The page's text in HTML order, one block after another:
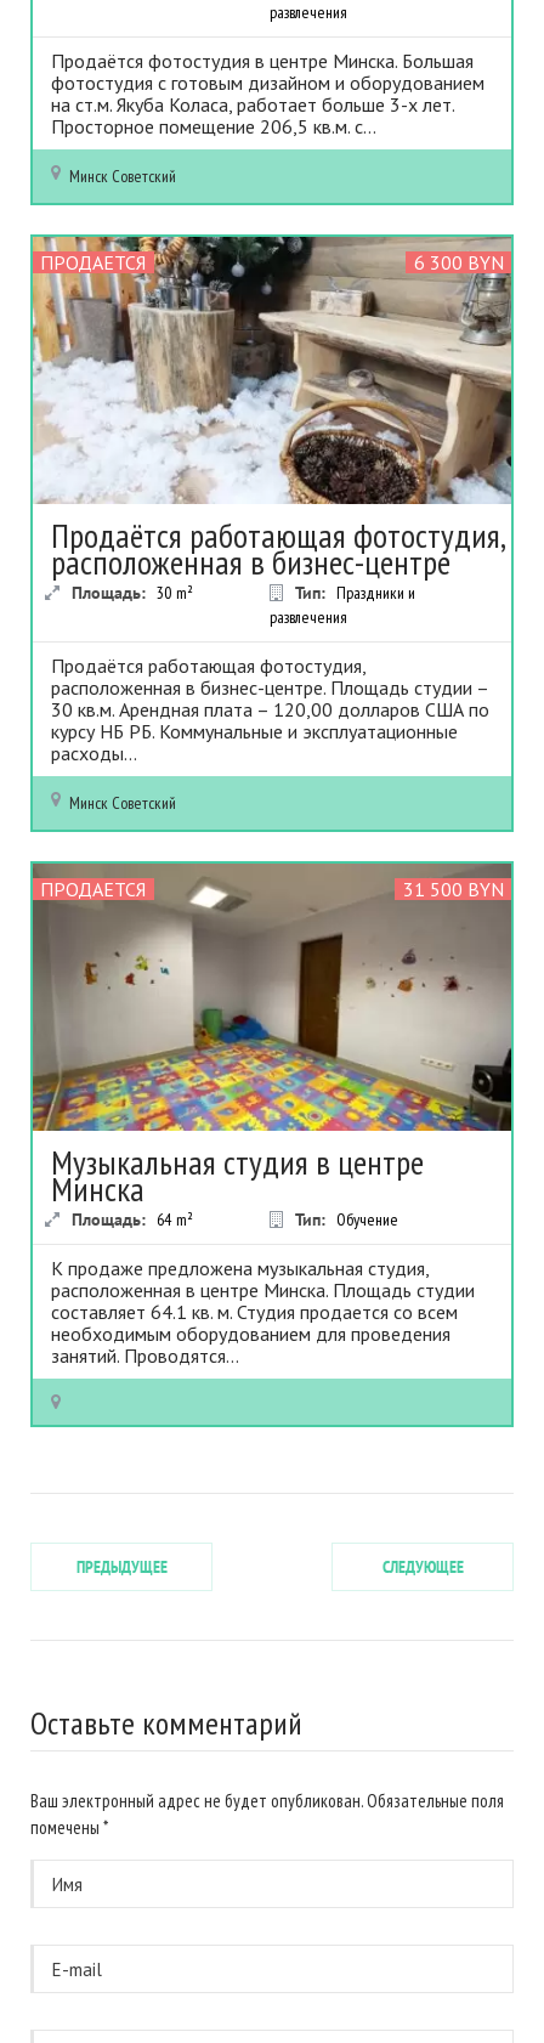
развлечения
Продаётся фотостудия в центре Минска. Большая
фотостудия с готовым дизайном и оборудованием
на ст.м. Якуба Коласа, работает больше 3-х лет.
Просторное помещение 206,5 кв.м. с...
Минск Советский
ПРОДАЕТСЯ 6 300 BYN
Продаётся работающая фотостудия,
расположенная в бизнес-центре
Площадь: 30 m² Тип: Праздники и
развлечения
Продаётся работающая фотостудия,
расположенная в бизнес-центре. Площадь студии –
30 кв.м. Арендная плата – 120,00 долларов США по
курсу НБ РБ. Коммунальные и эксплуатационные
расходы...
Минск Советский
ПРОДАЕТСЯ 31 500 BYN
Музыкальная студия в центре
Минска
Площадь: 64 m² Тип: Обучение
К продаже предложена музыкальная студия,
расположенная в центре Минска. Площадь студии
составляет 64.1 кв. м. Студия продается со всем
необходимым оборудованием для проведения
занятий. Проводятся...
ПРЕДЫДУЩЕЕ СЛЕДУЮЩЕЕ
Оставьте комментарий
Ваш электронный адрес не будет опубликован. Обязательные поля
помечены *